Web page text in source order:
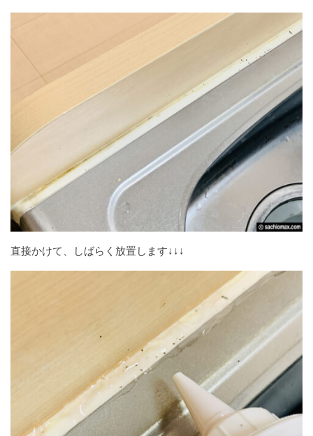
直接かけて、しばらく放置します↓↓↓